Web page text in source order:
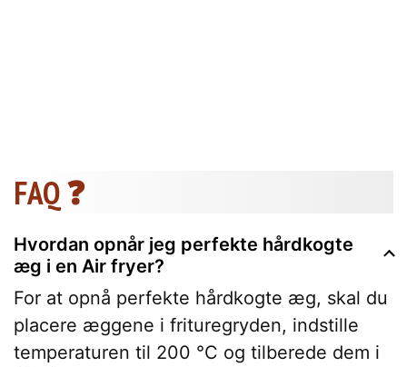
FAQ ❓
Hvordan opnår jeg perfekte hårdkogte
æg i en Air fryer?
For at opnå perfekte hårdkogte æg, skal du
placere æggene i frituregryden, indstille
temperaturen til 200 °C og tilberede dem i